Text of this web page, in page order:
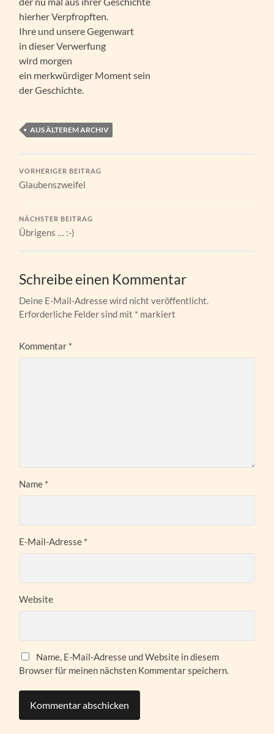
hierher Verpfropften.
Ihre und unsere Gegenwart
in dieser Verwerfung
wird morgen
ein merkwürdiger Moment sein
der Geschichte.
AUS ÄLTEREM ARCHIV
VORHERIGER BEITRAG
Glaubenszweifel
NÄCHSTER BEITRAG
Übrigens … :-)
Schreibe einen Kommentar
Deine E-Mail-Adresse wird nicht veröffentlicht.
Erforderliche Felder sind mit * markiert
Kommentar *
Name *
E-Mail-Adresse *
Website
Name, E-Mail-Adresse und Website in diesem
Browser für meinen nächsten Kommentar speichern.